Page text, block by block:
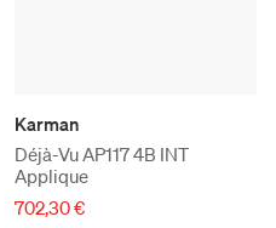
Karman
Déjà-Vu AP117 4B INT
Applique
702,30 €